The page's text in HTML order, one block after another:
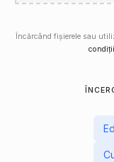
Încărcând fișierele sau